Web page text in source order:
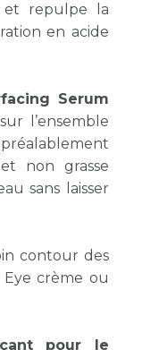
et repulpe la
en acide
Serum
l’ensemble
non grasse
sans laisser
contour des
crème ou
pour le